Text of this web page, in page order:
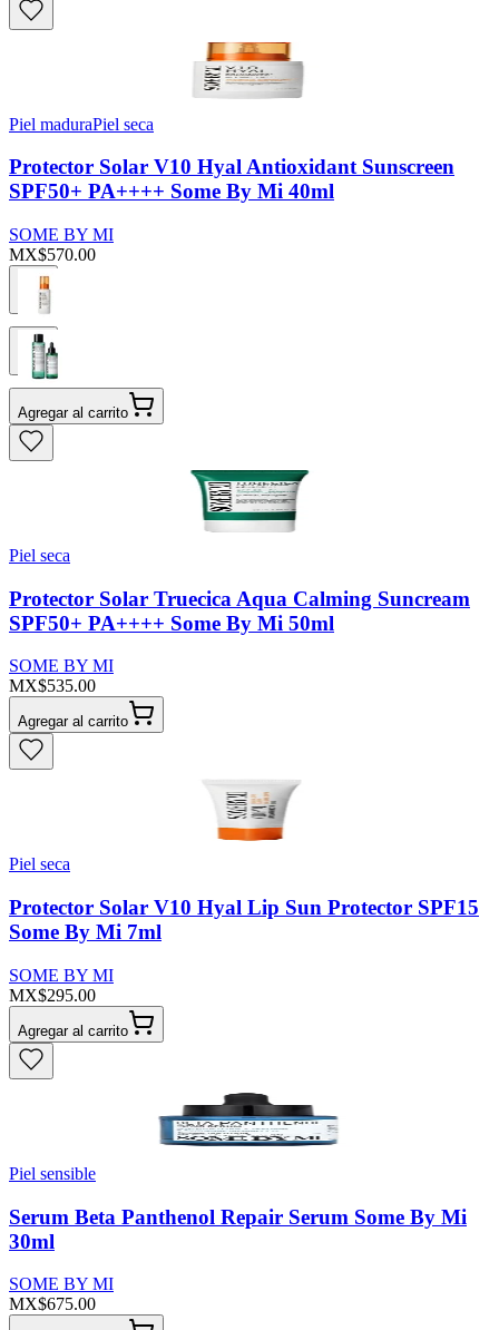
Piel maduraPiel seca
Protector Solar V10 Hyal Antioxidant Sunscreen
SPF50+ PA++++ Some By Mi 40ml
SOME BY MI
MX$570.00
Agregar al carrito
Piel seca
Protector Solar Truecica Aqua Calming Suncream
SPF50+ PA++++ Some By Mi 50ml
SOME BY MI
MX$535.00
Agregar al carrito
Piel seca
Protector Solar V10 Hyal Lip Sun Protector SPF15
Some By Mi 7ml
SOME BY MI
MX$295.00
Agregar al carrito
Piel sensible
Serum Beta Panthenol Repair Serum Some By Mi
30ml
SOME BY MI
MX$675.00